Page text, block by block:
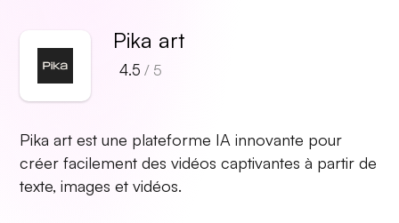
Pika art
4.5 / 5
Pika art est une plateforme IA innovante pour
créer facilement des vidéos captivantes à partir de
texte, images et vidéos.